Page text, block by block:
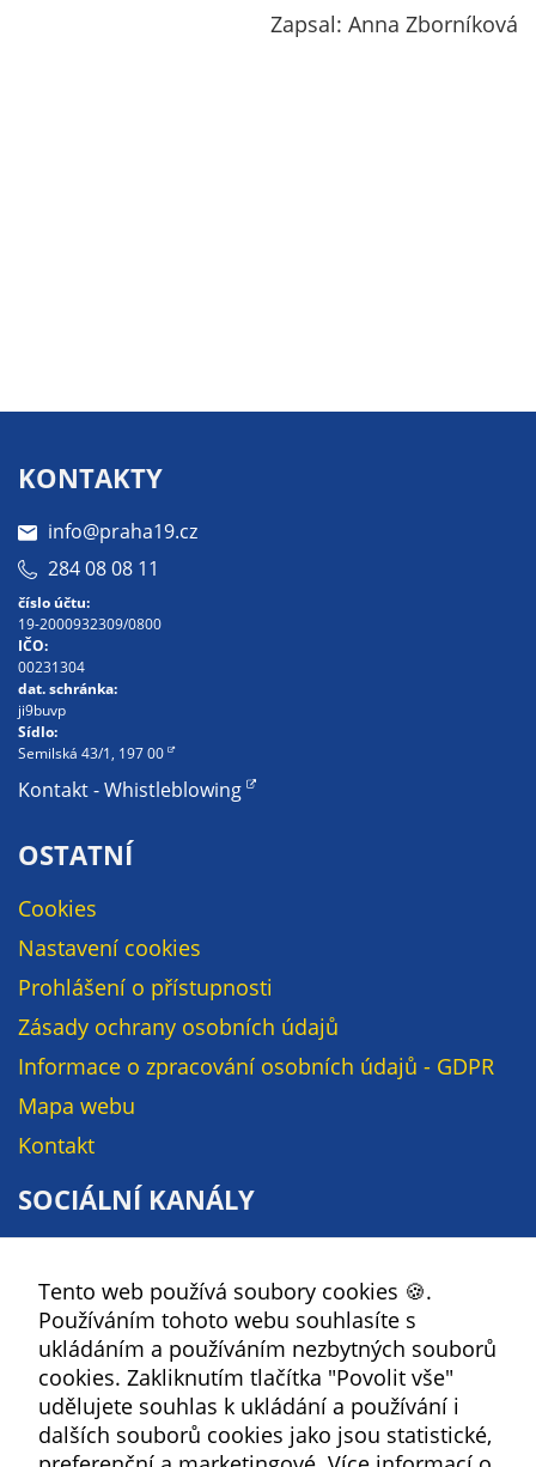
Zapsal: Anna Zborníková
KONTAKTY
info@praha19.cz
284 08 08 11
číslo účtu:
19-2000932309/0800
IČO:
00231304
dat. schránka:
ji9buvp
Sídlo:
Semilská 43/1, 197 00
Kontakt - Whistleblowing
OSTATNÍ
Cookies
Nastavení cookies
Prohlášení o přístupnosti
Zásady ochrany osobních údajů
Informace o zpracování osobních údajů - GDPR
Mapa webu
Kontakt
SOCIÁLNÍ KANÁLY
YouTube
Instagram
RSS
Kbely
Tento web používá soubory cookies 🍪.
Používáním tohoto webu souhlasíte s
ukládáním a používáním nezbytných souborů
cookies. Zakliknutím tlačítka "Povolit vše"
udělujete souhlas k ukládání a používání i
dalších souborů cookies jako jsou statistické,